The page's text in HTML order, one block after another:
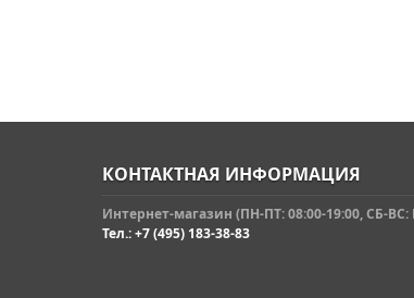
КОНТАКТНАЯ ИНФОРМАЦИЯ
Интернет-магазин (ПН-ПТ: 08:00-19:00, СБ-
Тел.: +7 (495) 183-38-83